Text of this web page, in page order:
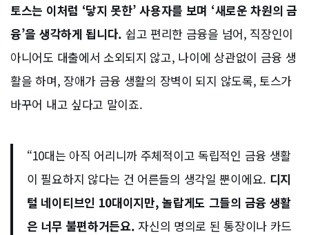
토스는 이처럼 ‘닿지 못한’ 사용자를 보며 ‘새로운 차원의 금
융’을 생각하게 됩니다. 쉽고 편리한 금융을 넘어, 직장인이
아니어도 대출에서 소외되지 않고, 나이에 상관없이 금융 생
활을 하며, 장애가 금융 생활의 장벽이 되지 않도록, 토스가
바꾸어 내고 싶다고 말이죠.
“10대는 아직 어리니까 주체적이고 독립적인 금융 생활
이 필요하지 않다는 건 어른들의 생각일 뿐이에요. 디지
털 네이티브인 10대이지만, 놀랍게도 그들의 금융 생활
은 너무 불편하거든요. 자신의 명의로 된 통장이나 카드